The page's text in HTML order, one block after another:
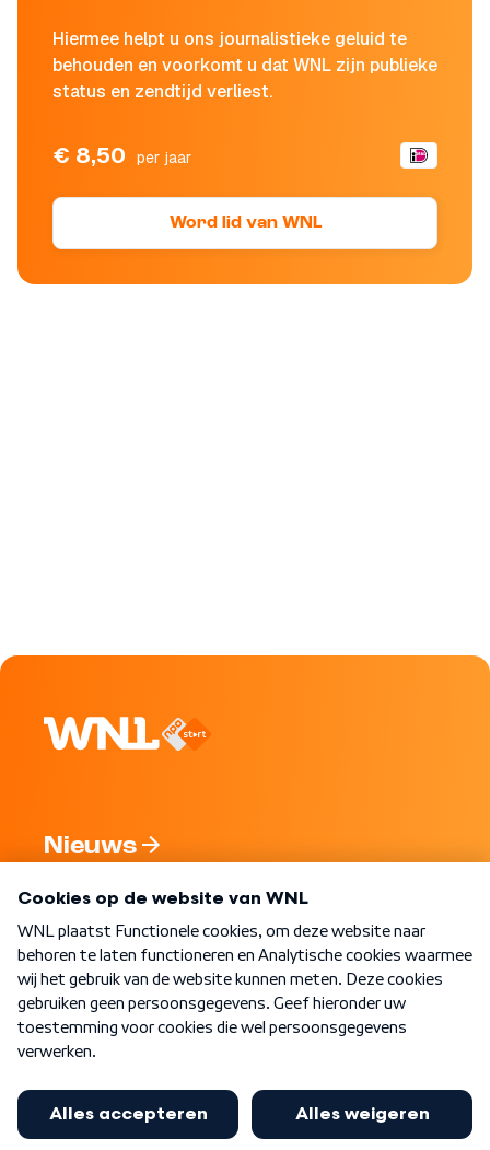
Hiermee helpt u ons journalistieke geluid te
behouden en voorkomt u dat WNL zijn publieke
status en zendtijd verliest.
€ 8,50 per jaar
Word lid van WNL
Nieuws
Nieuwsbrief
Word Lid